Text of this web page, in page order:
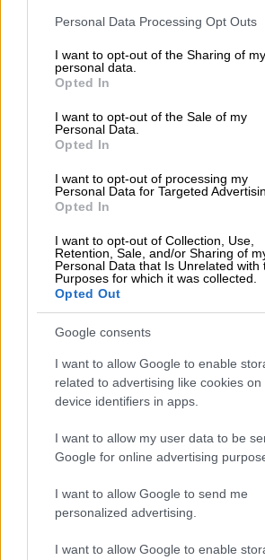
Please note that this website/app uses
not limited to your visit or usage
grant or deny consent to Google and its
use your data for below specified
consent section.
Personal Data Processing Opt Outs
I want to opt-out of the Sharing of my
personal data.
Opted In
I want to opt-out of the Sale of my
Personal Data.
Opted In
I want to opt-out of processing my
Personal Data for Targeted
Opted In
I want to opt-out of Collection, Use,
Retention, Sale, and/or Sharing of
Personal Data that Is Unrelated with
Purposes for which it was collected.
Opted Out
Google consents
I want to allow Google to enable
related to advertising like cookies on
device identifiers in apps.
I want to allow my user data to be
Google for online advertising
I want to allow Google to send me
personalized advertising.
I want to allow Google to enable
διακομίσει σε νοσοκομείο
της απαραίτητης ιατρικής
ΔΙΑΒΑΣΤΕ ΕΠΙΣΗΣ
Ελλάδα|08.01.2026 17:12
«Ναι» των αγροτών σε
τον Μητσοτάκη στις 13
Ανοίγουν οι δρόμοι
Ελλάδα|08.01.2026 17:08
Άνδρας μπήκε στο
Αγρινίου, επιτέθηκε
ομπρέλα και δάγκωσε
Προς το παρόν, παραμένουν
τα αίτια και οι ακριβείς
προκάλεσε το ατύχημα.